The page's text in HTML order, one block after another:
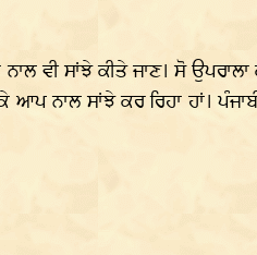
ਵੀ ਸਾਂਝੇ ਕੀਤੇ ਜਾਣ। ਸੋ
ਨਾਲ ਸਾਂਝੇ ਕਰ ਰਿਹਾ ਹਾਂ।